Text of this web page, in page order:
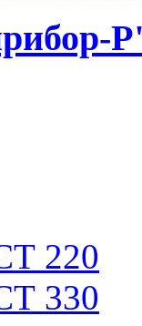
220
330